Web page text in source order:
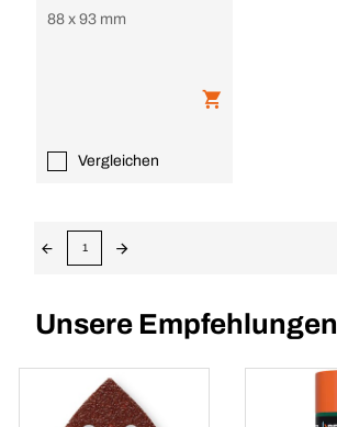
88 x 93 mm
Vergleichen
1
Unsere Empfehlungen